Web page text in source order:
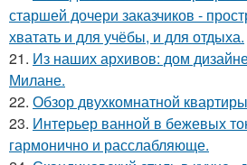
старшей дочери заказчиков -
хватать и для учёбы, и для отдыха.
21. Из наших архивов: дом
Милане.
22. Обзор двухкомнатной
23. Интерьер ванной в бежевых
гармонично и расслабляюще.